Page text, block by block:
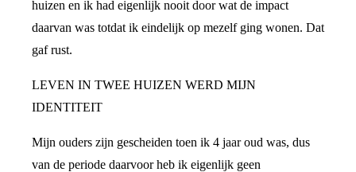
huizen en ik had eigenlijk nooit door wat de impact
daarvan was totdat ik eindelijk op mezelf ging wonen. Dat
gaf rust.
LEVEN IN TWEE HUIZEN WERD MIJN
IDENTITEIT
Mijn ouders zijn gescheiden toen ik 4 jaar oud was, dus
van de periode daarvoor heb ik eigenlijk geen